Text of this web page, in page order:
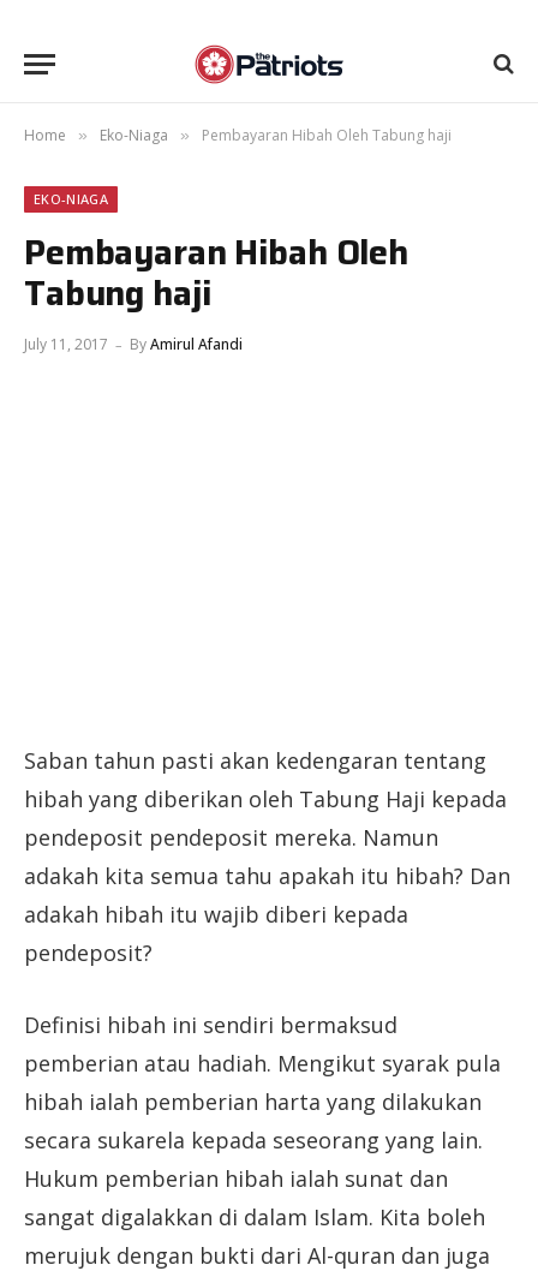
Home » Eko-Niaga » Pembayaran Hibah Oleh Tabung haji
EKO-NIAGA
Pembayaran Hibah Oleh
Tabung haji
July 11, 2017 ByAmirul Afandi
Saban tahun pasti akan kedengaran tentang
hibah yang diberikan oleh Tabung Haji kepada
pendeposit pendeposit mereka. Namun
adakah kita semua tahu apakah itu hibah? Dan
adakah hibah itu wajib diberi kepada
pendeposit?
Definisi hibah ini sendiri bermaksud
pemberian atau hadiah. Mengikut syarak pula
hibah ialah pemberian harta yang dilakukan
secara sukarela kepada seseorang yang lain.
Hukum pemberian hibah ialah sunat dan
sangat digalakkan di dalam Islam. Kita boleh
merujuk dengan bukti dari Al-quran dan juga